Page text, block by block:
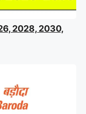
2028, 2030,